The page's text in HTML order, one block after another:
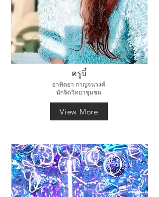
ครูบี๋
อาทิตยา กาญจนวงศ์
นักจิตวิทยาชุมชน
View More